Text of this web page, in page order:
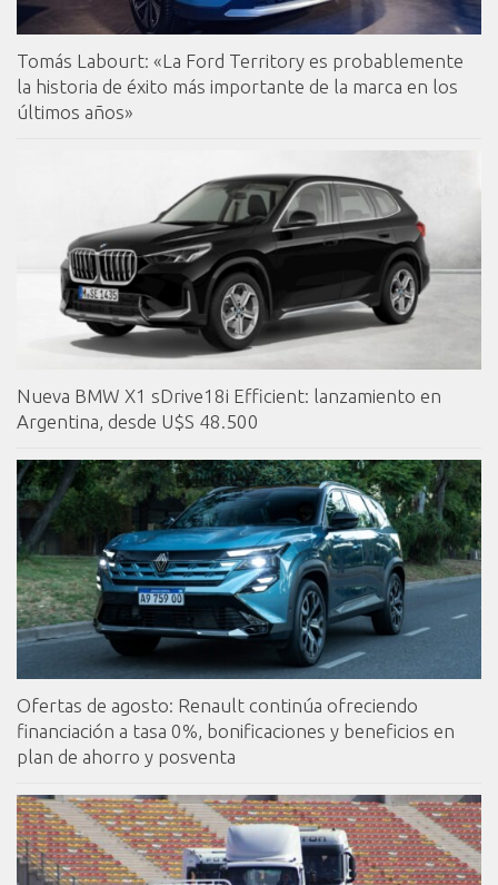
Tomás Labourt: «La Ford Territory es probablemente
la historia de éxito más importante de la marca en los
últimos años»
Nueva BMW X1 sDrive18i Efficient: lanzamiento en
Argentina, desde U$S 48.500
Ofertas de agosto: Renault continúa ofreciendo
financiación a tasa 0%, bonificaciones y beneficios en
plan de ahorro y posventa